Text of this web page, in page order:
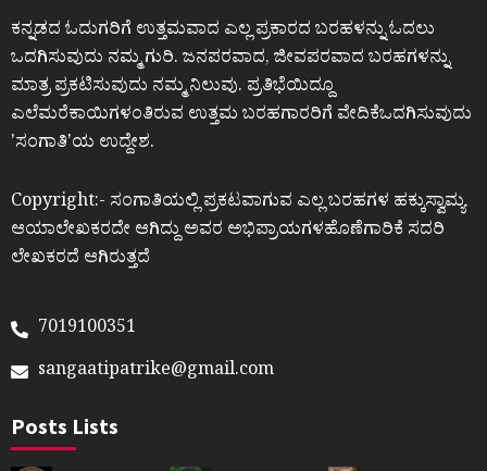
ಕನ್ನಡದ ಓದುಗರಿಗೆ ಉತ್ತಮವಾದ ಎಲ್ಲ ಪ್ರಕಾರದ ಬರಹಳನ್ನು ಓದಲು
ಒದಗಿಸುವುದು ನಮ್ಮ ಗುರಿ. ಜನಪರವಾದ, ಜೀವಪರವಾದ ಬರಹಗಳನ್ನು
ಮಾತ್ರ ಪ್ರಕಟಿಸುವುದು ನಮ್ಮ ನಿಲುವು. ಪ್ರತಿಭೆಯಿದ್ದೂ
ಎಲೆಮರೆಕಾಯಿಗಳಂತಿರುವ ಉತ್ತಮ ಬರಹಗಾರರಿಗೆ ವೇದಿಕೆಒದಗಿಸುವುದು
ʼಸಂಗಾತಿʼಯ ಉದ್ದೇಶ.
Copyright:- ಸಂಗಾತಿಯಲ್ಲಿ ಪ್ರಕಟವಾಗುವ ಎಲ್ಲ ಬರಹಗಳ ಹಕ್ಕುಸ್ವಾಮ್ಯ
ಆಯಾಲೇಖಕರದೇ ಆಗಿದ್ದು ಅವರ ಅಭಿಪ್ರಾಯಗಳಹೊಣೆಗಾರಿಕೆ ಸದರಿ
ಲೇಖಕರದೆ ಆಗಿರುತ್ತದೆ
7019100351
sangaatipatrike@gmail.com
Posts Lists